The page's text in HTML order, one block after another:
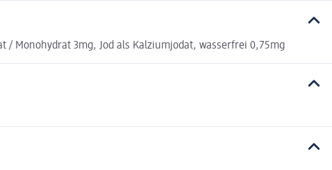
/ Monohydrat 3mg, Jod als Kalziumjodat, wasserfrei 0,75mg